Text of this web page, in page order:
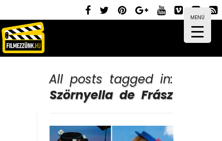
MENÜ
All posts tagged in:
Szörnyella de Frász